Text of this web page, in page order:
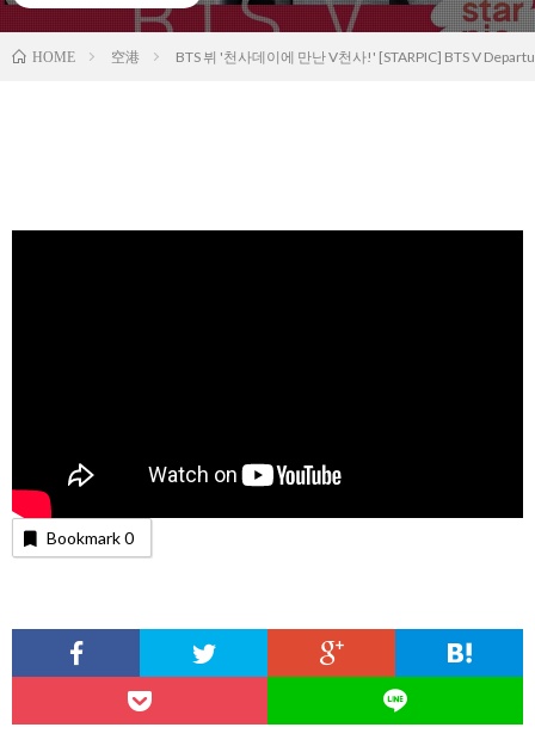
HOME 空港 BTS 뷔 '천사데이에 만난 V천사!' [STARPIC] BTS V
Bookmark0